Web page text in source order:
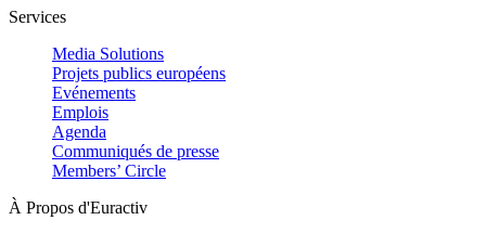
Services
Media Solutions
Projets publics européens
Evénements
Emplois
Agenda
Communiqués de presse
Members’ Circle
À Propos d'Euractiv